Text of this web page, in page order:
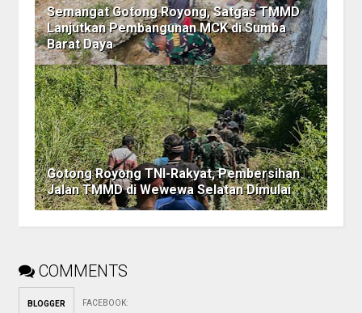
Semangat Gotong Royong, Satgas TMMD
Lanjutkan Pembangunan MCK di Sumba
Barat Daya
Gotong Royong TNI-Rakyat, Pembersihan
Jalan TMMD di Wewewa Selatan Dimulai
COMMENTS
BLOGGER FACEBOOK: